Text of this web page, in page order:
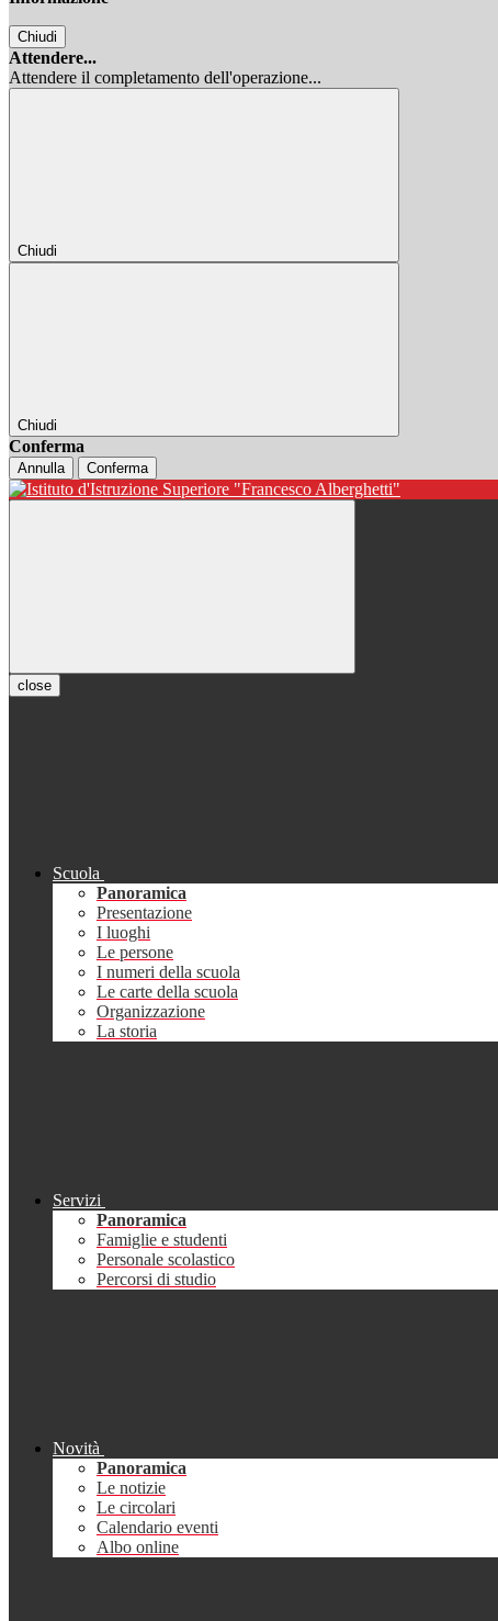
Chiudi
Attendere...
Attendere il completamento dell'operazione...
Chiudi
Chiudi
Conferma
Annulla Conferma
close
Scuola
Panoramica
Presentazione
I luoghi
Le persone
I numeri della scuola
Le carte della scuola
Organizzazione
La storia
Servizi
Panoramica
Famiglie e studenti
Personale scolastico
Percorsi di studio
Novità
Panoramica
Le notizie
Le circolari
Calendario eventi
Albo online